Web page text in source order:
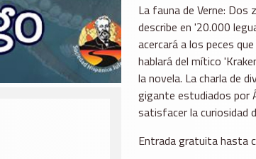
La fauna de Verne: Dos
describe en '20.000
acercará a los peces
hablará del mítico
la novela. La charla de
gigante estudiados por
satisfacer la curiosidad
Entrada gratuita hasta